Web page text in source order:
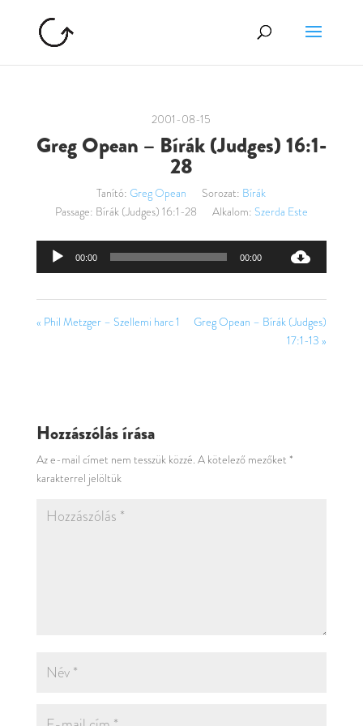
2001-08-15
Greg Opean – Bírák (Judges) 16:1-
28
Tanító: Greg Opean Sorozat: Bírák
Passage: Bírák (Judges) 16:1-28 Alkalom: Szerda Este
Audió
00:00 00:00
« Phil Metzger – Szellemi harc 1
Greg Opean – Bírák (Judges)
17:1-13 »
Hozzászólás írása
Az e-mail címet nem tesszük közzé. A kötelező mezőket *
karakterrel jelöltük